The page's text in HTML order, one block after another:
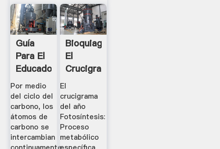
Guía
Para El
Educador,
Actividad
2: El
Ciclo
Del .
Por medio
del ciclo del
carbono, los
átomos de
carbono se
intercambian
Bioquiagro:
El
Crucigrama
Del Año
- .
El
crucigrama
del año
Fotosíntesis:
Proceso
metabólico